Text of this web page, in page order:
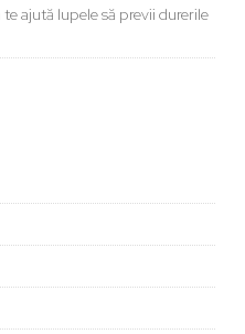
ajută lupele să previi durerile